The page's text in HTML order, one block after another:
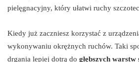
pielęgnacyjny, który ułatwi ruchy
Kiedy już zaczniesz korzystać z
wykonywaniu okrężnych ruchów. Taki
drgania lepiej dotrą do głębszych warstw